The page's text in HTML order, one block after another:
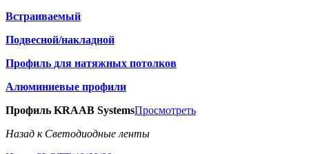
Встраиваемый
Подвесной/накладной
Профиль для натяжных потолков
Алюминиевые профили
Профиль KRAAB SystemsПросмотреть
Назад к Светодиодные ленты